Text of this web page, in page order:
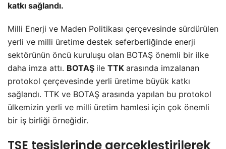
katkı sağlandı.
Milli Enerji ve Maden Politikası çerçevesinde sürdürülen
yerli ve milli üretime destek seferberliğinde enerji
sektörünün öncü kuruluşu olan BOTAŞ önemli bir ilke
daha imza attı. BOTAŞ ile TTK arasında imzalanan
protokol çerçevesinde yerli üretime büyük katkı
sağlandı. TTK ve BOTAŞ arasında yapılan bu protokol
ülkemizin yerli ve milli üretim hamlesi için çok önemli
bir iş birliği örneğidir.
TSE tesislerinde gerçekleştirilerek